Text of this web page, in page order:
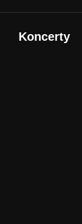
Koncerty